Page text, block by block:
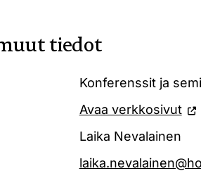
tiedot
Konferenssit ja
Avaa verkkosivut
Laika Nevalainen